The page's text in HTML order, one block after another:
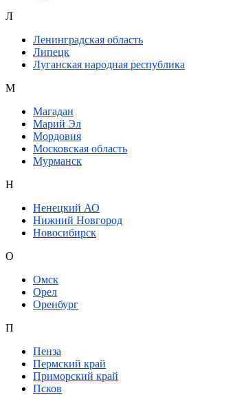
Л
Ленинградская область
Липецк
Луганская народная республика
М
Магадан
Марий Эл
Мордовия
Московская область
Мурманск
Н
Ненецкий АО
Нижний Новгород
Новосибирск
О
Омск
Орел
Оренбург
П
Пенза
Пермский край
Приморский край
Псков